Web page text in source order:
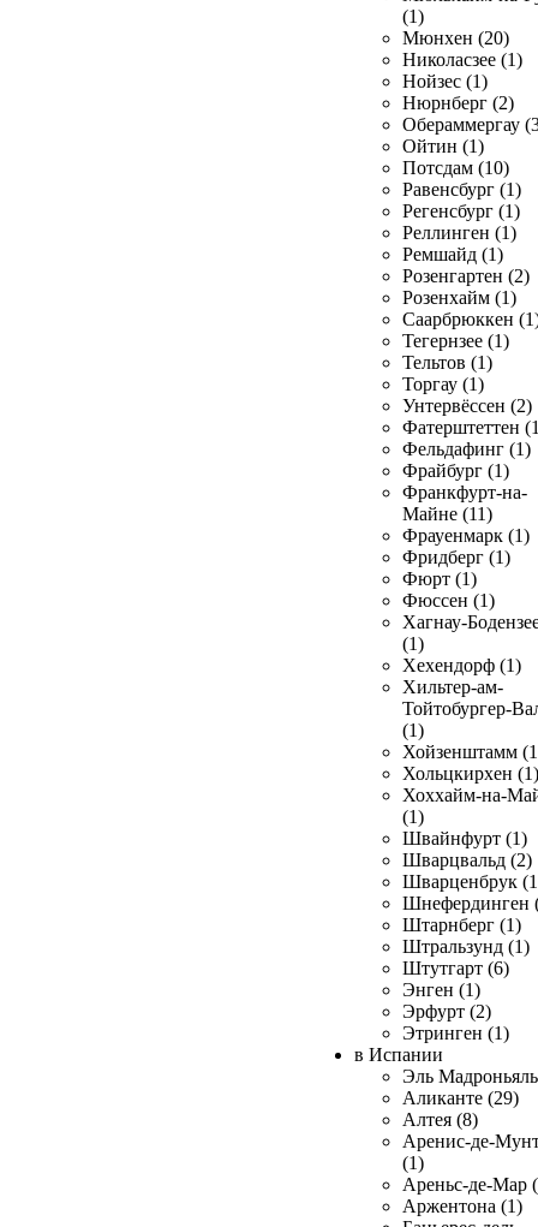
(1)
Мюнхен (20)
Николасзее (1)
Нойзес (1)
Нюрнберг (2)
Обераммергау
Ойтин (1)
Потсдам (10)
Равенсбург (1)
Регенсбург (1)
Реллинген (1)
Ремшайд (1)
Розенгартен (2)
Розенхайм (1)
Саарбрюккен
Тегернзее (1)
Тельтов (1)
Торгау (1)
Унтервёссен (2)
Фатерштеттен
Фельдафинг (1)
Фрайбург (1)
Франкфурт-на-
Майне (11)
Фрауенмарк (1)
Фридберг (1)
Фюрт (1)
Фюссен (1)
Хагнау-
(1)
Хехендорф (1)
Хильтер-ам-
Тойтобургер-
(1)
Хойзенштамм
Хольцкирхен (1)
Хоххайм-на-
(1)
Швайнфурт (1)
Шварцвальд (2)
Шварценбрук
Шнефердинген
Штарнберг (1)
Штральзунд (1)
Штутгарт (6)
Энген (1)
Эрфурт (2)
Этринген (1)
в Испании
Эль
Аликанте (29)
Алтея (8)
Аренис-де-
(1)
Ареньс-де-Мар
Аржентона (1)